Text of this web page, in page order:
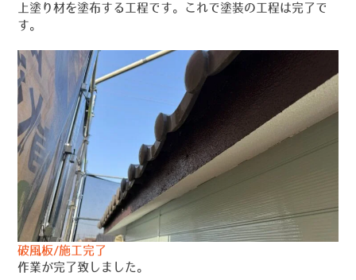
上塗り材を塗布する工程です。これで塗装の工程は完了で
す。
破風板/施工完了
作業が完了致しました。